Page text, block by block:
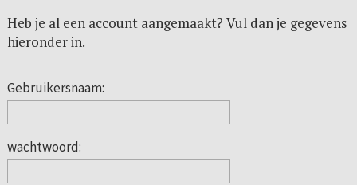
Heb je al een account aangemaakt? Vul dan je gegevens
hieronder in.
Gebruikersnaam:
wachtwoord: